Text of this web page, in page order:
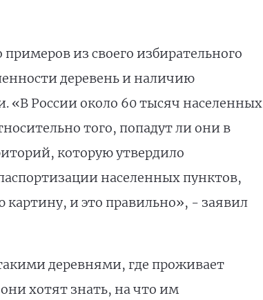
из своего избирательного
деревень и наличию
«В России около 60 тысяч населенных
того, попадут ли они в
которую утвердило
населенных пунктов,
и это правильно», - заявил
деревнями, где проживает
хотят знать, на что им